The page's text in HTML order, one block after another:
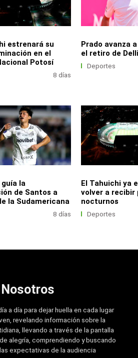
estrenará su
en el
Potosí
8 días
Prado avanza
el retiro de
Deportes
la
de Santos a
la Sudamericana
8 días
El Tahuichi ya
volver a recibir
nocturnos
Deportes
a día para dejar huella en cada lugar
revelando información sobre la
llevando a través de la pantalla
alegría, comprendiendo y buscando
expectativas de la audiencia